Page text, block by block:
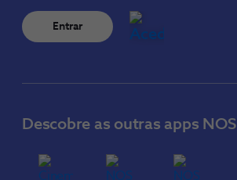
Entrar
Descobre as outras apps NOS